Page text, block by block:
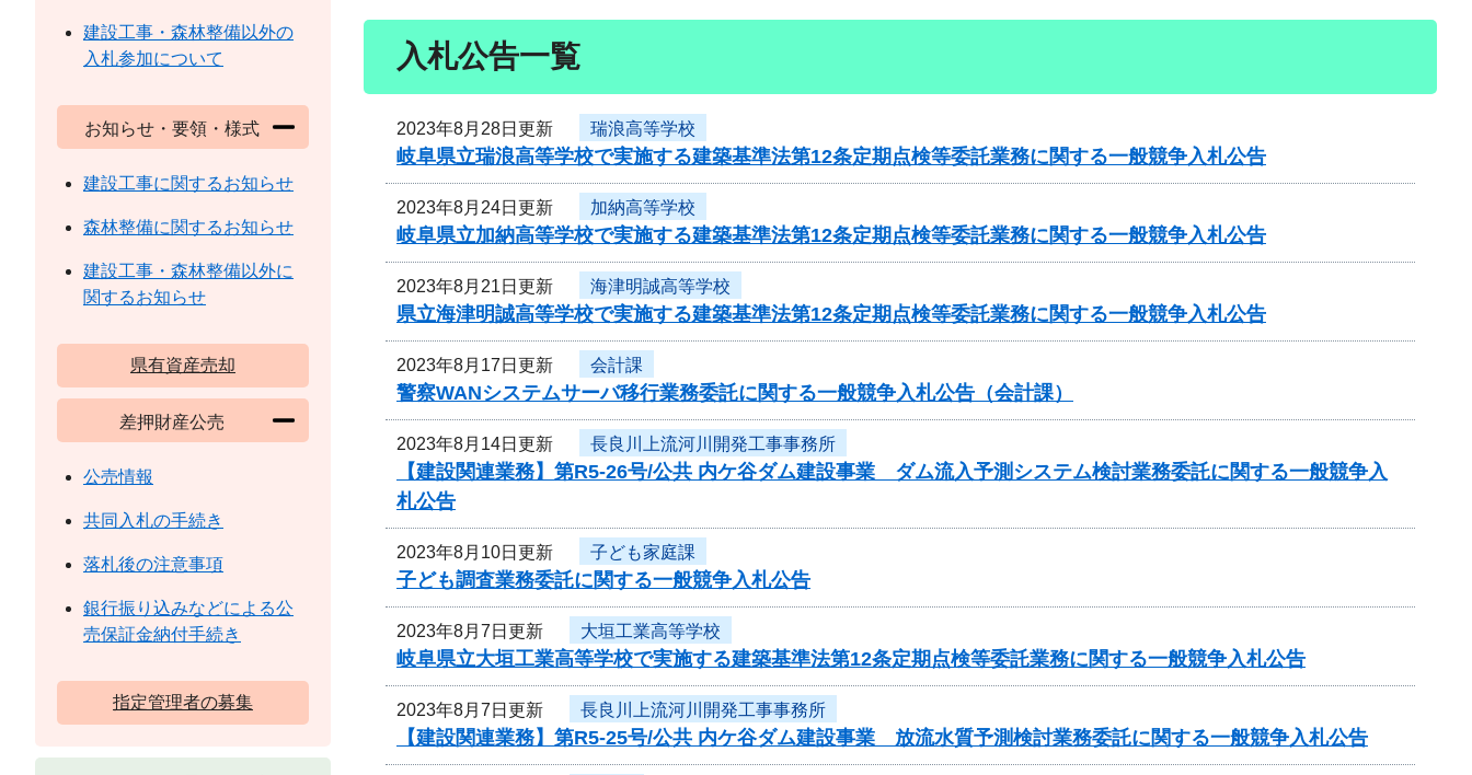
入札公告一覧
2023年8月28日更新 瑞浪高等学校
岐阜県立瑞浪高等学校で実施する建築基準法第12条定期点検等委託業務に関する一般競争入札公告
2023年8月24日更新 加納高等学校
岐阜県立加納高等学校で実施する建築基準法第12条定期点検等委託業務に関する一般競争入札公告
2023年8月21日更新 海津明誠高等学校
県立海津明誠高等学校で実施する建築基準法第12条定期点検等委託業務に関する一般競争入札公告
2023年8月17日更新 会計課
警察WANシステムサーバ移行業務委託に関する一般競争入札公告（会計課）
2023年8月14日更新 長良川上流河川開発工事事務所
【建設関連業務】第R5-26号/公共 内ケ谷ダム建設事業 ダム流入予測システム検討業務委託に関する一般競争入
札公告
2023年8月10日更新 子ども家庭課
子ども調査業務委託に関する一般競争入札公告
2023年8月7日更新 大垣工業高等学校
岐阜県立大垣工業高等学校で実施する建築基準法第12条定期点検等委託業務に関する一般競争入札公告
2023年8月7日更新 長良川上流河川開発工事事務所
【建設関連業務】第R5-25号/公共 内ケ谷ダム建設事業 放流水質予測検討業務委託に関する一般競争入札公告
建設工事・森林整備以外の
入札参加について
お知らせ・要領・様式
建設工事に関するお知らせ
森林整備に関するお知らせ
建設工事・森林整備以外に
関するお知らせ
県有資産売却
差押財産公売
公売情報
共同入札の手続き
落札後の注意事項
銀行振り込みなどによる公
売保証金納付手続き
指定管理者の募集